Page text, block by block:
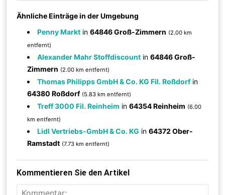
Ähnliche Einträge in der Umgebung
Penny Markt in64846 Groß-Zimmern (2.00 km
entfernt)
Alexander Mahr Stoffdiscount in64846 Groß-
Zimmern (2.00 km entfernt)
Thomas Philipps GmbH & Co. KG Fil. Roßdorfin
64380 Roßdorf (5.83 km entfernt)
Treff 3000 Fil. Reinheim in64354 Reinheim (6.00
km entfernt)
Lidl Vertriebs-GmbH & Co. KG in64372 Ober-
Ramstadt (7.73 km entfernt)
Kommentieren Sie den Artikel